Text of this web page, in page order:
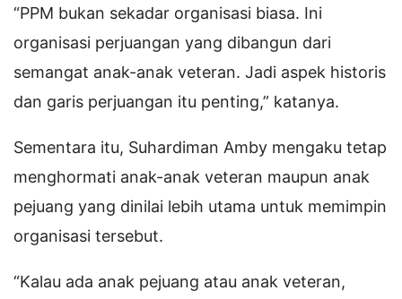
“PPM bukan sekadar organisasi biasa. Ini
organisasi perjuangan yang dibangun dari
semangat anak-anak veteran. Jadi aspek historis
dan garis perjuangan itu penting,” katanya.
Sementara itu, Suhardiman Amby mengaku tetap
menghormati anak-anak veteran maupun anak
pejuang yang dinilai lebih utama untuk memimpin
organisasi tersebut.
“Kalau ada anak pejuang atau anak veteran,